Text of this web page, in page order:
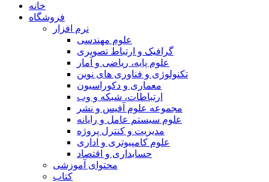
خانه
فروشگاه
نرم افزار
علوم مهندسی
گرافیک و ارتباط تصویری
علوم پایه، ریاضی و آمار
تکنولوژی و فناوری های نوین
معماری و دکوراسیون
ارتباطات، شبکه و وب
مجموعه علوم آفیس و نشر
علوم سیستم عامل و رایانه
مدیریت و کنترل پروژه
علوم کامپیوتری و اداری
حسابداری و اقتصاد
محتوای آموزشی
کتاب